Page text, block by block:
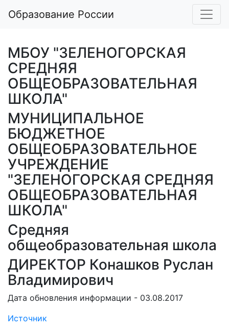
Образование России
МБОУ "ЗЕЛЕНОГОРСКАЯ
СРЕДНЯЯ
ОБЩЕОБРАЗОВАТЕЛЬНАЯ
ШКОЛА"
МУНИЦИПАЛЬНОЕ
БЮДЖЕТНОЕ
ОБЩЕОБРАЗОВАТЕЛЬНОЕ
УЧРЕЖДЕНИЕ
"ЗЕЛЕНОГОРСКАЯ СРЕДНЯЯ
ОБЩЕОБРАЗОВАТЕЛЬНАЯ
ШКОЛА"
Средняя
общеобразовательная школа
ДИРЕКТОР Конашков Руслан
Владимирович
Дата обновления информации - 03.08.2017
Источник